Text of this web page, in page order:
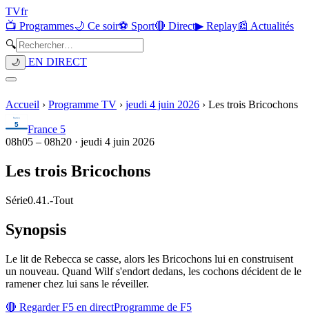
TVfr
📺 Programmes🌙 Ce soir⚽ Sport🔴 Direct▶ Replay📰 Actualités
🔍
🌙 EN DIRECT
Accueil › Programme TV › jeudi 4 juin 2026 › Les trois Bricochons
France 5
08h05 – 08h20 · jeudi 4 juin 2026
Les trois Bricochons
Série0.41.-Tout
Synopsis
Le lit de Rebecca se casse, alors les Bricochons lui en construisent
un nouveau. Quand Wilf s'endort dedans, les cochons décident de le
ramener chez lui sans le réveiller.
🔴 RegarderF5 en directProgramme de F5